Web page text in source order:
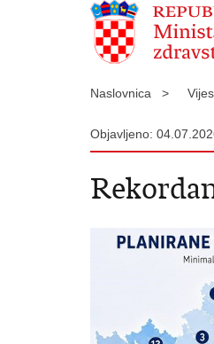
Naslovnica >
Objavljeno: